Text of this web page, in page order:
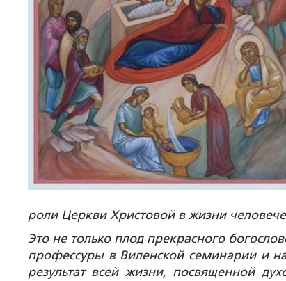
роли Церкви Христовой в жизни
Это не только плод прекрасного
профессуры в Виленской семинарии и
результат всей жизни, посвященной